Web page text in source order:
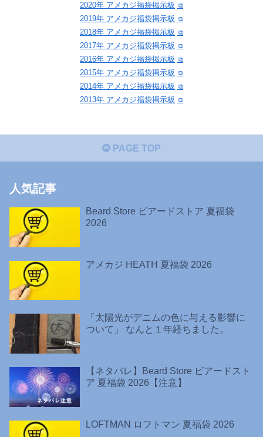
2020年 アメカジ福袋掲示板
2019年 アメカジ福袋掲示板
2018年 アメカジ福袋掲示板
2017年 アメカジ福袋掲示板
2016年 アメカジ福袋掲示板
2015年 アメカジ福袋掲示板
2014年 アメカジ福袋掲示板
2013年 アメカジ福袋掲示板
PAGE TOP
人気記事
Beard Store ビアードストア 夏福袋
2026
アメカジ HEATH 夏福袋 2026
「太陽光がデニムの色に与える影響に
ついて」 なんと１年経ちました。
【ネタバレ】Beard Store ビアードスト
ア 夏福袋 2026【注意】
LOFTMAN ロフトマン 夏福袋 2026